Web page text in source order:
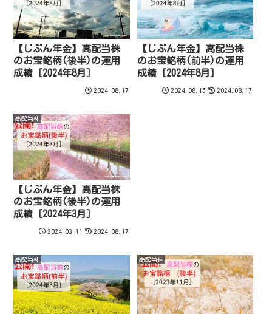
【じぶん年金】高配当株
のお宝銘柄(後半)の運用
成績［2024年8月］
2024.08.17
【じぶん年金】高配当株
のお宝銘柄(前半)の運用
成績［2024年8月］
2024.08.15 2024.08.17
高配当株
【じぶん年金】高配当株
のお宝銘柄(後半)の運用
成績［2024年3月］
2024.03.11 2024.08.17
高配当株 高配当株